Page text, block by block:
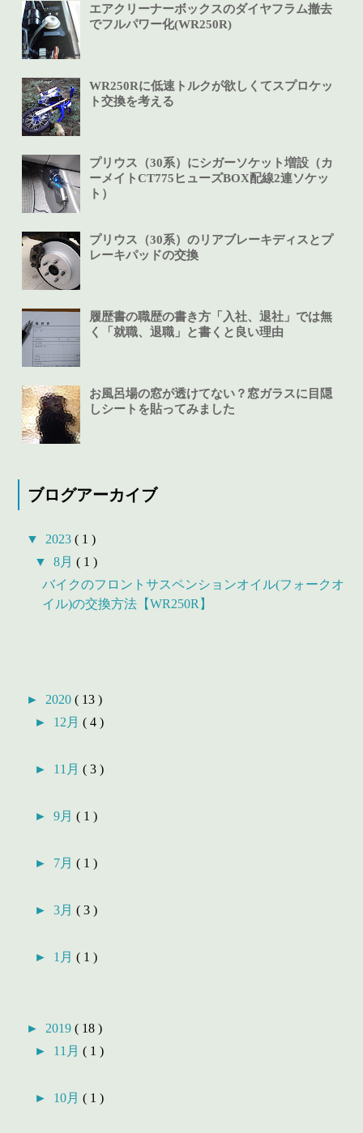
エアクリーナーボックスのダイヤフラム撤去
でフルパワー化(WR250R)
WR250Rに低速トルクが欲しくてスプロケッ
ト交換を考える
プリウス（30系）にシガーソケット増設（カ
ーメイトCT775ヒューズBOX配線2連ソケッ
ト）
プリウス（30系）のリアブレーキディスとプ
レーキパッドの交換
履歴書の職歴の書き方「入社、退社」では無
く「就職、退職」と書くと良い理由
お風呂場の窓が透けてない？窓ガラスに目隠
しシートを貼ってみました
ブログアーカイブ
▼ 2023( 1 )
▼8月( 1 )
バイクのフロントサスペンションオイル(フォークオ
イル)の交換方法【WR250R】
► 2020( 13 )
► 12月( 4 )
► 11月( 3 )
►9月( 1 )
► 7月( 1 )
►3月( 3 )
► 1月( 1 )
► 2019( 18 )
► 11月( 1 )
► 10月( 1 )